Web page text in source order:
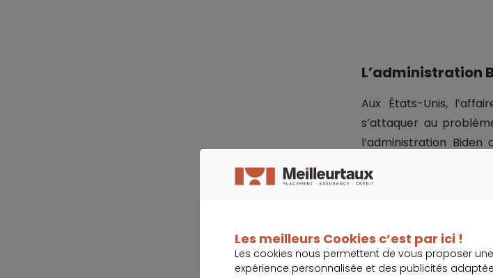
L’administration
Aux États-Unis,
s’attaquer au
l’administration
elle somme
Mais un bras de fer
Les meilleurs Cookies c’est par ici !
Les cookies nous permettent de vous proposer une
expérience personnalisée et des publicités